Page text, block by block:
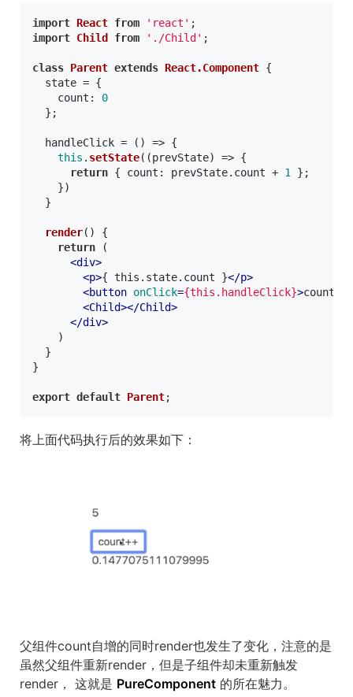
import React from 'react'
import Child from './Child' ;
class Parent extends React.Component {
  state = {
count : 0
  };
  handleClick =
() => {
this . setState( (prevState) => {
return { count : prevState. count + 1 };
    })
  }
render( ) {
return (
<div>
<p>{ this.state.count }</p>
<button onClick={this.handleClick}>count++
<Child></Child>
</div>
    )
  }
}
export default Parent
将上面代码执行后的效果如下：
父组件count自增的同时render也发生了变化，注意的是
虽然父组件重新render，但是子组件却未重新触发
render， 这就是 PureComponent 的所在魅力。